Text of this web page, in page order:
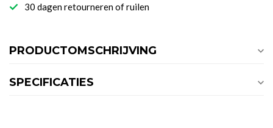
30 dagen retourneren of ruilen
PRODUCTOMSCHRIJVING
SPECIFICATIES